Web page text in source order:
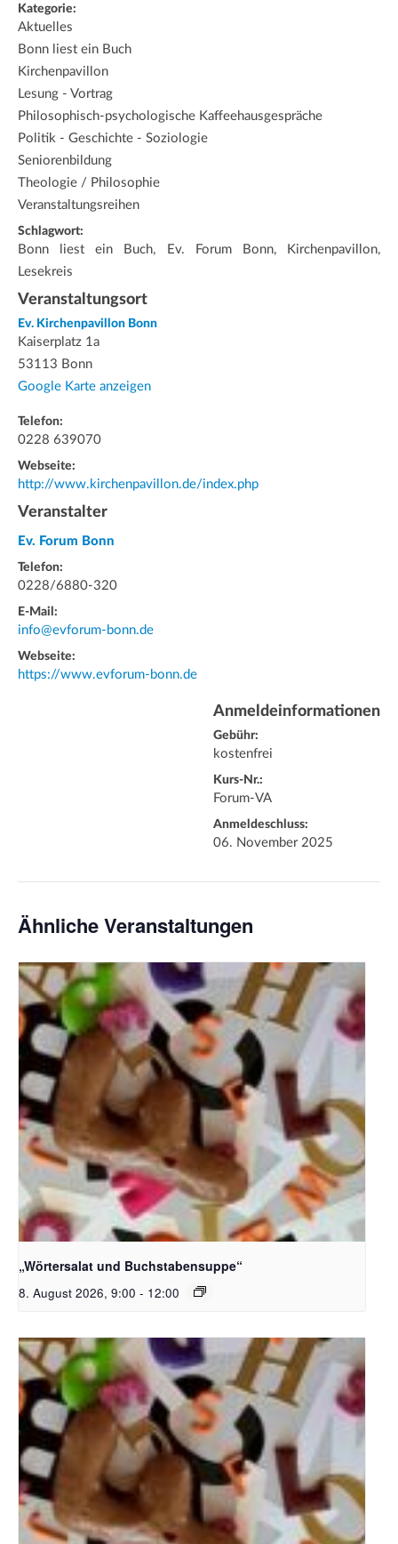
Kategorie:
Aktuelles
Bonn liest ein Buch
Kirchenpavillon
Lesung - Vortrag
Philosophisch-psychologische Kaffeehausgespräche
Politik - Geschichte - Soziologie
Seniorenbildung
Theologie / Philosophie
Veranstaltungsreihen
Schlagwort:
Bonn liest ein Buch, Ev. Forum Bonn, Kirchenpavillon,
Lesekreis
Veranstaltungsort
Ev. Kirchenpavillon Bonn
Kaiserplatz 1a
53113 Bonn
Google Karte anzeigen
Telefon:
0228 639070
Webseite:
http://www.kirchenpavillon.de/index.php
Veranstalter
Ev. Forum Bonn
Telefon:
0228/6880-320
E-Mail:
info@evforum-bonn.de
Webseite:
https://www.evforum-bonn.de
Anmeldeinformationen
Gebühr:
kostenfrei
Kurs-Nr.:
Forum-VA
Anmeldeschluss:
06. November 2025
Ähnliche Veranstaltungen
Bildquelle_ Pixabay Free_Christoph Meinersmann
„Wörtersalat und Buchstabensuppe“
8. August 2026, 9:00 - 12:00